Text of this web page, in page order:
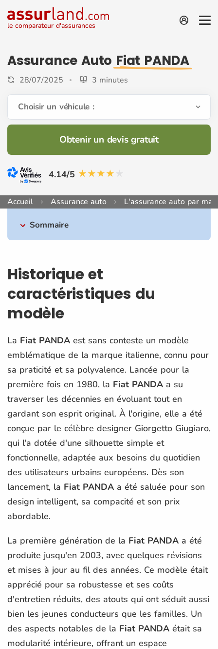
le comparateur d'assurances
Assurance Auto Fiat PANDA
28/07/2025 3 minutes
Choisir un véhicule :
Obtenir un devis gratuit
4.14/5
Accueil Assurance auto L'assurance auto par
Sommaire
Historique et
caractéristiques du
modèle
La Fiat PANDA est sans conteste un modèle
emblématique de la marque italienne, connu pour
sa praticité et sa polyvalence. Lancée pour la
première fois en 1980, la Fiat PANDA a su
traverser les décennies en évoluant tout en
gardant son esprit original. À l'origine, elle a été
conçue par le célèbre designer Giorgetto Giugiaro,
qui l'a dotée d'une silhouette simple et
fonctionnelle, adaptée aux besoins du quotidien
des utilisateurs urbains européens. Dès son
lancement, la Fiat PANDA a été saluée pour son
design intelligent, sa compacité et son prix
abordable.
La première génération de la Fiat PANDA a été
produite jusqu'en 2003, avec quelques révisions
et mises à jour au fil des années. Ce modèle était
apprécié pour sa robustesse et ses coûts
d'entretien réduits, des atouts qui ont séduit aussi
bien les jeunes conducteurs que les familles. Un
des aspects notables de la Fiat PANDA était sa
modularité intérieure, offrant un espace